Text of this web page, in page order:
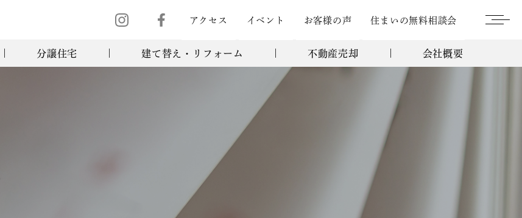
アクセス イベント お客様の声 住まいの無料相談会
分譲住宅 建て替え・リフォーム 不動産売却 会社概要